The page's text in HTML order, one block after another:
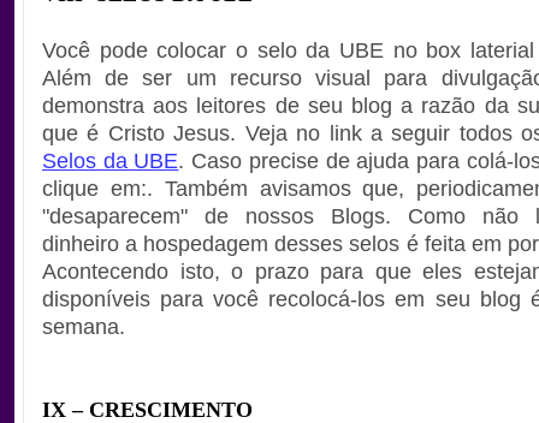
Você pode colocar o selo da UBE no box
Além de ser um recurso visual para
demonstra aos leitores de seu blog a razão da
que é Cristo Jesus. Veja no link a seguir todos
Selos da UBE. Caso precise de ajuda para colá-
clique em:. Também avisamos que,
"desaparecem" de nossos Blogs. Como não
dinheiro a hospedagem desses selos é feita em
Acontecendo isto, o prazo para que eles
disponíveis para você recolocá-los em seu blog
semana.
IX – CRESCIMENTO